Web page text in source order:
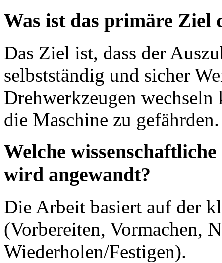
Was ist das primäre Ziel
Das Ziel ist, dass der
selbstständig und sicher
Drehwerkzeugen wechseln
die Maschine zu gefährden.
Welche
wird angewandt?
Die Arbeit basiert auf der
(Vorbereiten, Vormachen,
Wiederholen/Festigen).